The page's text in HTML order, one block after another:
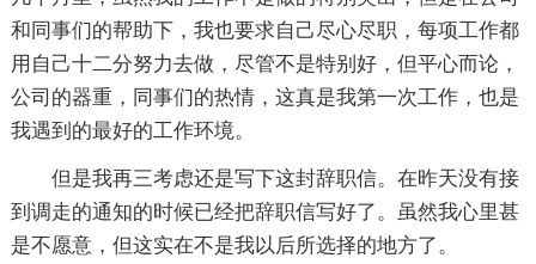
和同事们的帮助下，我也要求自己尽心尽职，每项工作都
用自己十二分努力去做，尽管不是特别好，但平心而论，
公司的器重，同事们的热情，这真是我第一次工作，也是
我遇到的最好的工作环境。
但是我再三考虑还是写下这封辞职信。在昨天没有接
到调走的通知的时候已经把辞职信写好了。虽然我心里甚
是不愿意，但这实在不是我以后所选择的地方了。